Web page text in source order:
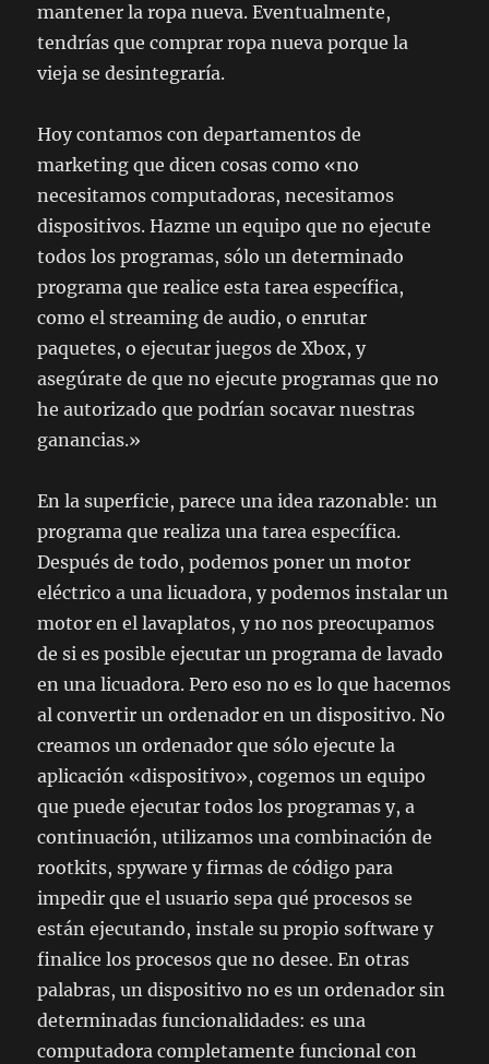
mantener la ropa nueva. Eventualmente,
tendrías que comprar ropa nueva porque la
vieja se desintegraría.
Hoy contamos con departamentos de
marketing que dicen cosas como «no
necesitamos computadoras, necesitamos
dispositivos. Hazme un equipo que no ejecute
todos los programas, sólo un determinado
programa que realice esta tarea específica,
como el streaming de audio, o enrutar
paquetes, o ejecutar juegos de Xbox, y
asegúrate de que no ejecute programas que no
he autorizado que podrían socavar nuestras
ganancias.»
En la superficie, parece una idea razonable: un
programa que realiza una tarea específica.
Después de todo, podemos poner un motor
eléctrico a una licuadora, y podemos instalar un
motor en el lavaplatos, y no nos preocupamos
de si es posible ejecutar un programa de lavado
en una licuadora. Pero eso no es lo que hacemos
al convertir un ordenador en un dispositivo. No
creamos un ordenador que sólo ejecute la
aplicación «dispositivo», cogemos un equipo
que puede ejecutar todos los programas y, a
continuación, utilizamos una combinación de
rootkits, spyware y firmas de código para
impedir que el usuario sepa qué procesos se
están ejecutando, instale su propio software y
finalice los procesos que no desee. En otras
palabras, un dispositivo no es un ordenador sin
determinadas funcionalidades: es una
computadora completamente funcional con